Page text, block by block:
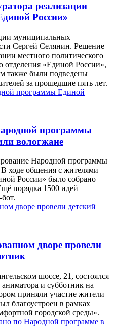
реализации
России»
муниципальных
Сергей Селянин. Решение
местного политического
отделения «Единой России»,
также были подведены
за прошедшие пять лет.
программы
вологжане
Народной программы
ходе общения с жителями
России» было собрано
порядка 1500 идей
дворе провели
шоссе, 21, состоялся
и субботник на
приняли участие жители
благоустроен в рамках
городской среды».